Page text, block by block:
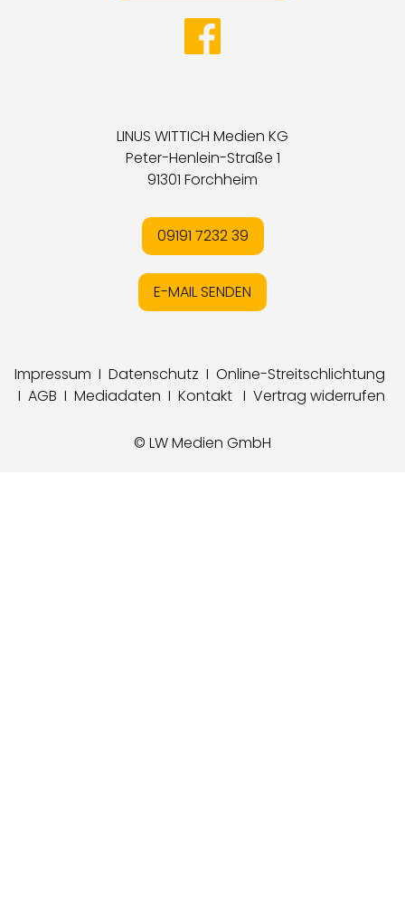
LINUS WITTICH Medien KG
Peter-Henlein-Straße 1
91301 Forchheim
09191 7232 39
E-MAIL SENDEN
Impressum I Datenschutz I Online-Streitschlichtung
I AGB I Mediadaten I Kontakt I Vertrag widerrufen
© LW Medien GmbH